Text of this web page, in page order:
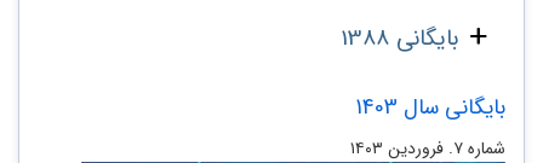
بایگانی 1388
بایگانی سال 1403
شماره ۷. فروردین ۱۴۰۳